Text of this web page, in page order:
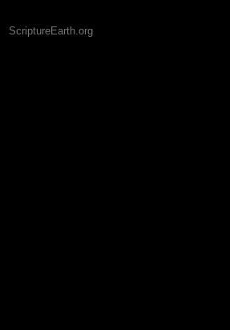
ScriptureEarth.org